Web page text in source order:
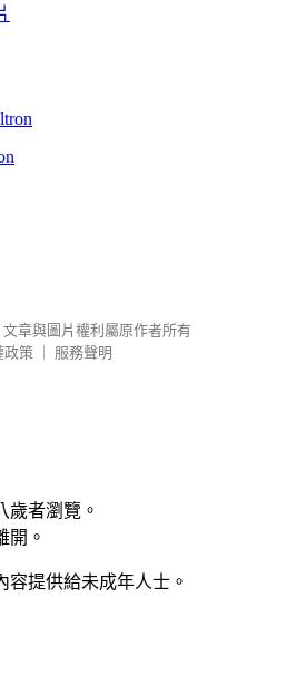
文章與圖片權利屬原作者所有
政策
服務聲明
歲者瀏覽。
開。
容提供給未成年人士。